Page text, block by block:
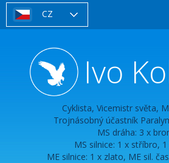
Přejít
hlavnímu
CZ
Ivo
Cyklista, Vicemistr světa,
Trojnásobný účastník
MS dráha: 3 x
MS silnice: 1 x stříbro,
ME silnice: 1 x zlato, ME sil.